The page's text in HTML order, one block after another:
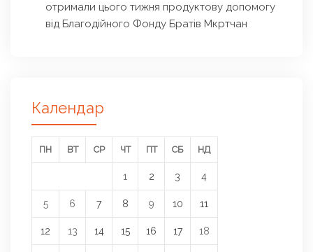
отримали цього тижня продуктову допомогу
від Благодійного Фонду Братів Мкртчан
Календар
ПН ВТ СР ЧТ ПТ СБ НД
1 2 3 4
5 6 7 8 9 10 11
12 13 14 15 16 17 18